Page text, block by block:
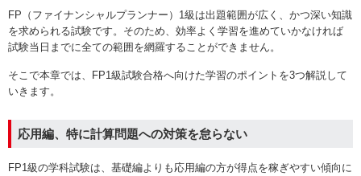
FP（ファイナンシャルプランナー）1級は出題範囲が広く、かつ深い知識
を求められる試験です。そのため、効率よく学習を進めていかなければ
試験当日までに全ての範囲を網羅することができません。
そこで本章では、FP1級試験合格へ向けた学習のポイントを3つ解説して
いきます。
応用編、特に計算問題への対策を怠らない
FP1級の学科試験は、基礎編よりも応用編の方が得点を稼ぎやすい傾向に